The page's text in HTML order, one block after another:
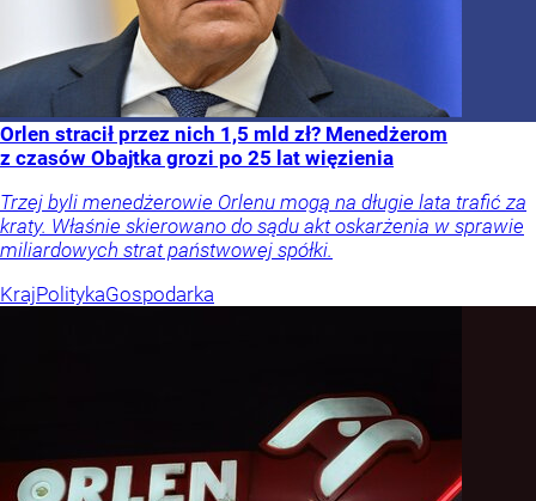
Orlen stracił przez nich 1,5 mld zł? Menedżerom
z czasów Obajtka grozi po 25 lat więzienia
Trzej byli menedżerowie Orlenu mogą na długie lata trafić za
kraty. Właśnie skierowano do sądu akt oskarżenia w sprawie
miliardowych strat państwowej spółki.
KrajPolitykaGospodarka